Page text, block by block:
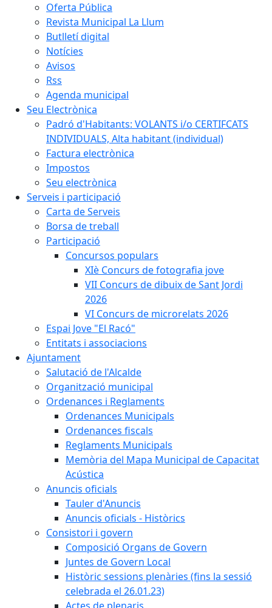
Oferta Pública
Revista Municipal La Llum
Butlletí digital
Notícies
Avisos
Rss
Agenda municipal
Seu Electrònica
Padró d'Habitants: VOLANTS i/o CERTIFCATS
INDIVIDUALS, Alta habitant (individual)
Factura electrònica
Impostos
Seu electrònica
Serveis i participació
Carta de Serveis
Borsa de treball
Participació
Concursos populars
XIè Concurs de fotografia jove
VII Concurs de dibuix de Sant Jordi
2026
VI Concurs de microrelats 2026
Espai Jove "El Racó"
Entitats i associacions
Ajuntament
Salutació de l'Alcalde
Organització municipal
Ordenances i Reglaments
Ordenances Municipals
Ordenances fiscals
Reglaments Municipals
Memòria del Mapa Municipal de Capacitat
Acústica
Anuncis oficials
Tauler d'Anuncis
Anuncis oficials - Històrics
Consistori i govern
Composició Organs de Govern
Juntes de Govern Local
Històric sessions plenàries (fins la sessió
celebrada el 26.01.23)